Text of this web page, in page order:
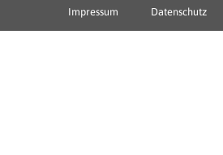
Impressum Datenschutz